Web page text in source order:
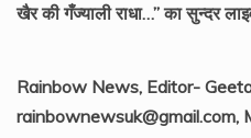
खैर की गँज्याली राधा…” का सुन्दर
Rainbow News, Editor-